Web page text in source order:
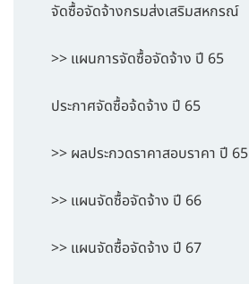
จัดซื้อจัดจ้างกรมส่งเสริมสหกรณ์
>> แผนการจัดซื้อจัดจ้าง ปี 65
ประกาศจัดซื้อจ้ดจ้าง ปี 65
>> ผลประกวดราคาสอบราคา ปี 65
>> แผนจัดซื้อจัดจ้าง ปี 66
>> แผนจัดซื้อจัดจ้าง ปี 67